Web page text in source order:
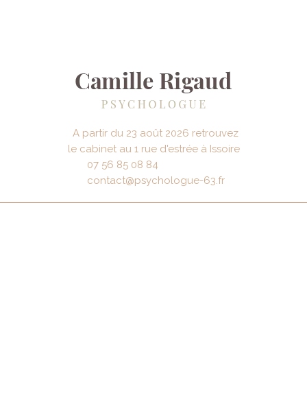
A partir du 23 août 2026 retrouvez
le cabinet au 1 rue d'estrée à Issoire
07 56 85 08 84
contact@psychologue-63.fr